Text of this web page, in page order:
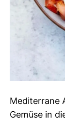
Mediterrane
Gemüse in